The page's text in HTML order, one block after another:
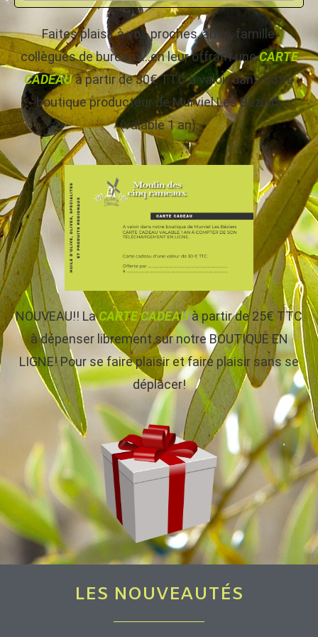
Faites plaisir à vos proches, amis, famille,
collègues de bureaux…en leur offrant uneCARTE
CADEAUà partir de 30€ TTC à valoir dans notre
boutique producteur de Murviel Les Béziers
(valable 1 an).
NOUVEAU!! LaCARTE CADEAUà partir de 25€ TTC
à dépenser librement sur notre BOUTIQUE EN
LIGNE! Pour se faire plaisir et faire plaisir sans se
déplacer!
LES NOUVEAUTÉS